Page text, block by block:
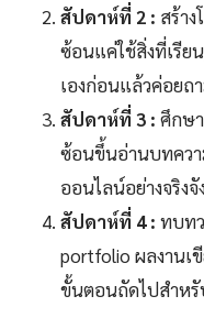
สัปดาห์ที่ 2 : สร้า
ซ้อนแค่ใช้สิ่งที่เรีย
เองก่อนแล้วค่อยถ
สัปดาห์ที่ 3 : ศึกษ
ซ้อนขึ้นอ่านบทควา
ออนไลน์อย่างจริง
สัปดาห์ที่ 4 : ทบท
portfolio ผลงานเ
ขั้นตอนถัดไปสำหรั